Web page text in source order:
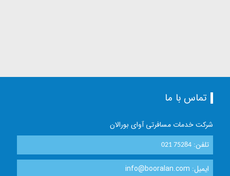
تماس با ما
شرکت خدمات مسافرتی آوای بورالان
تلفن:021 75284
ایمیل: info@booralan.com